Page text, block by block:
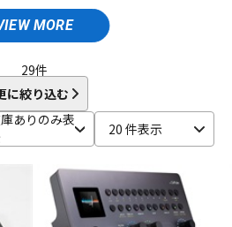
品 レコーディング機器
楽器アクセサリ
MORE
Arturia
AVID BestService
celemony
CRIMSON TECHNOLOGY
Eventide
Expressive E
Future Audio Workshop
GRACE design
29件
に絞り込む
ありのみ表
20 件表示